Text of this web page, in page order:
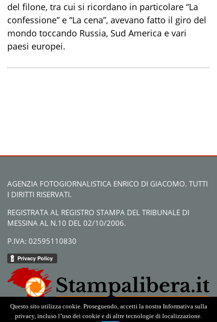
del filone, tra cui si ricordano in particolare “La
confessione” e “La cena”, avevano fatto il giro del
mondo toccando Russia, Sud America e vari
paesi europei.
AGENZIA FOTOGIORNALISTICA ENRICO DI GIACOMO. TUTTI
I DIRITTI RISERVATI.
REGISTRATA AL REGISTRO STAMPA DEL TRIBUNALE DI
MESSINA AL N.10 DEL 02/10/2006.
P.IVA: 02595110830
Questo sito utilizza cookie. Proseguendo, accetti la nostra Informativa sulla
privacy, incluso l’uso dei cookie e di altre tecnologie di localizzazione.